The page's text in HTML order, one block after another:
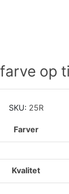
farve op
SKU: 25R
Farver
Kvalitet